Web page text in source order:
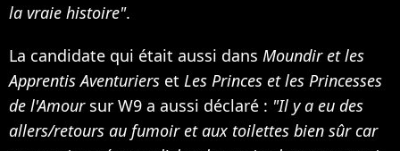
la vraie histoire".
La candidate qui était aussi dans Moundir et les
Apprentis Aventuriers et Les Princes et les Princesses
de l'Amoursur W9 a aussi déclaré : "Il y a eu des
allers/retours au fumoir et aux toilettes bien sûr car